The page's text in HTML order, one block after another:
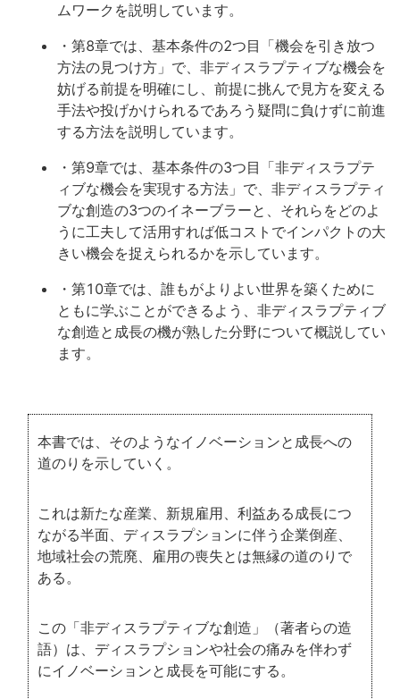
ムワークを説明しています。
・第8章では、基本条件の2つ目「機会を引き放つ
方法の見つけ方」で、非ディスラプティブな機会を
妨げる前提を明確にし、前提に挑んで見方を変える
手法や投げかけられるであろう疑問に負けずに前進
する方法を説明しています。
・第9章では、基本条件の3つ目「非ディスラプテ
ィブな機会を実現する方法」で、非ディスラプティ
ブな創造の3つのイネーブラーと、それらをどのよ
うに工夫して活用すれば低コストでインパクトの大
きい機会を捉えられるかを示しています。
・第10章では、誰もがよりよい世界を築くために
ともに学ぶことができるよう、非ディスラプティブ
な創造と成長の機が熟した分野について概説してい
ます。
本書では、そのようなイノベーションと成長への
道のりを示していく。
これは新たな産業、新規雇用、利益ある成長につ
ながる半面、ディスラプションに伴う企業倒産、
地域社会の荒廃、雇用の喪失とは無縁の道のりで
ある。
この「非ディスラプティブな創造」（著者らの造
語）は、ディスラプションや社会の痛みを伴わず
にイノベーションと成長を可能にする。